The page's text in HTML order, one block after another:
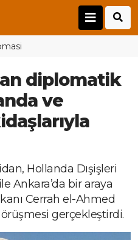
diplomatik
ve
Hollanda Dışişleri
Ankara’da bir araya
Cerrah el-Ahmed
gerçekleştirdi.